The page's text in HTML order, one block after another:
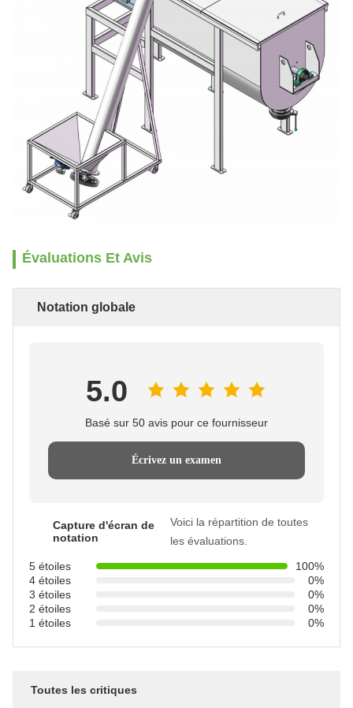
Évaluations Et Avis
Notation globale
5.0
Basé sur 50 avis pour ce fournisseur
Écrivez un examen
Capture d'écran de
notation
Voici la répartition de toutes
les évaluations.
5 étoiles
100%
4 étoiles
0%
3 étoiles
0%
2 étoiles
0%
1 étoiles
0%
Toutes les critiques